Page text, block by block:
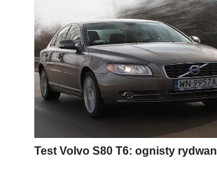
Test Volvo S80 T6: ognisty rydwan